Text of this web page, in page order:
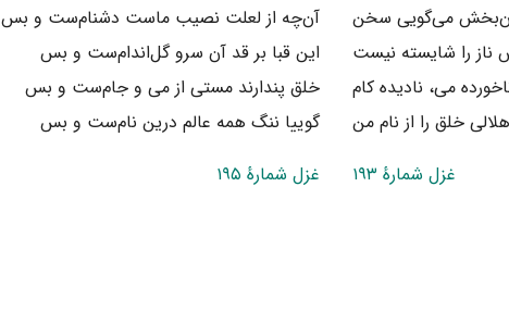
می‌گویی سخن
آن‌چه از لعلت نصیب ماست دشنام‌ست و بس
را شایسته نیست
این قبا بر قد آن سرو گل‌اندام‌ست و بس
می، نادیده کام
خلق پندارند مستی از می و جام‌ست و بس
خلق را از نام من
گوییا ننگ همه عالم درین نام‌ست و بس
غزل شمارهٔ ۱۹۳
غزل شمارهٔ ۱۹۵